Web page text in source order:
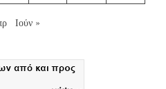
Ιούν »